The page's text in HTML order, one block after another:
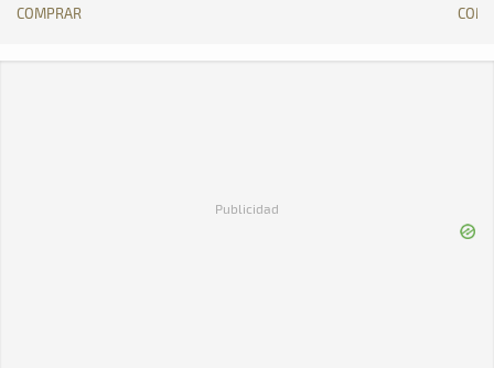
COMPRAR
Publicidad